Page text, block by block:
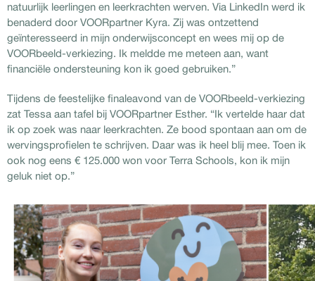
natuurlijk leerlingen en leerkrachten werven. Via LinkedIn werd ik
benaderd door VOORpartner Kyra. Zij was ontzettend
geïnteresseerd in mijn onderwijsconcept en wees mij op de
VOORbeeld-verkiezing. Ik meldde me meteen aan, want
financiële ondersteuning kon ik goed gebruiken.”
Tijdens de feestelijke finaleavond van de VOORbeeld-verkiezing
zat Tessa aan tafel bij VOORpartner Esther. “Ik vertelde haar dat
ik op zoek was naar leerkrachten. Ze bood spontaan aan om de
wervingsprofielen te schrijven. Daar was ik heel blij mee. Toen ik
ook nog eens € 125.000 won voor Terra Schools, kon ik mijn
geluk niet op.”